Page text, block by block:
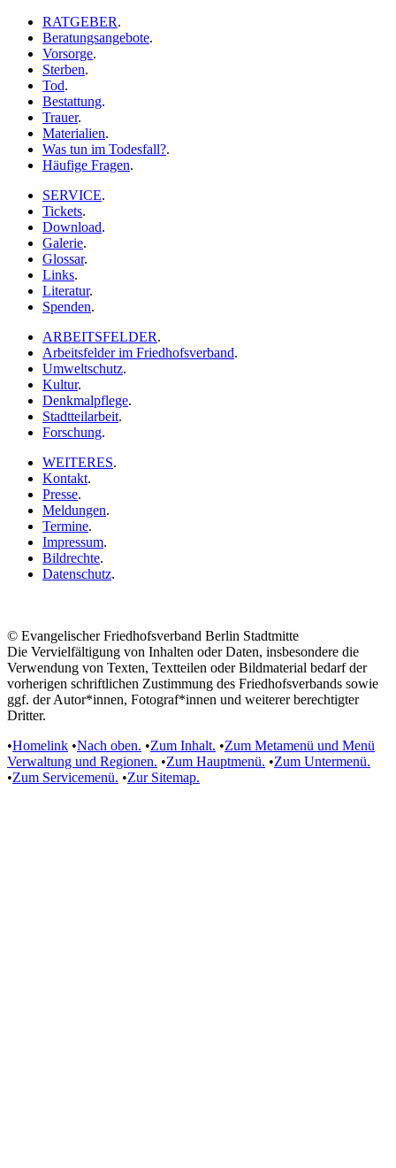
RATGEBER.
Beratungsangebote.
Vorsorge.
Sterben.
Tod.
Bestattung.
Trauer.
Materialien.
Was tun im Todesfall?.
Häufige Fragen.
SERVICE.
Tickets.
Download.
Galerie.
Glossar.
Links.
Literatur.
Spenden.
ARBEITSFELDER.
Arbeitsfelder im Friedhofsverband.
Umweltschutz.
Kultur.
Denkmalpflege.
Stadtteilarbeit.
Forschung.
WEITERES.
Kontakt.
Presse.
Meldungen.
Termine.
Impressum.
Bildrechte.
Datenschutz.
© Evangelischer Friedhofsverband Berlin Stadtmitte
Die Vervielfältigung von Inhalten oder Daten, insbesondere die
Verwendung von Texten, Textteilen oder Bildmaterial bedarf der
vorherigen schriftlichen Zustimmung des Friedhofsverbands sowie
ggf. der Autor*innen, Fotograf*innen und weiterer berechtigter
Dritter.
•Homelink •Nach oben. •Zum Inhalt. •Zum Metamenü und Menü
Verwaltung und Regionen. •Zum Hauptmenü. •Zum Untermenü.
•Zum Servicemenü. •Zur Sitemap.